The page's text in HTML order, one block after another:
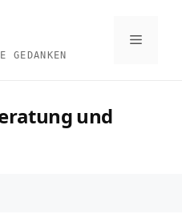
GEDANKEN
Menü
und